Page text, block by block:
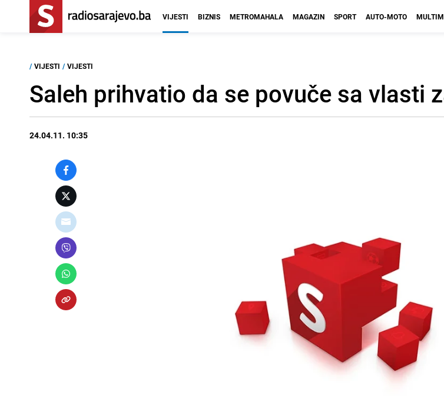
VIJESTI BIZNIS METROMAHALA MAGAZIN SPORT AUTO-MOTO
/ VIJESTI / VIJESTI
Saleh prihvatio da se povuče sa vlasti
24.04.11. 10:35